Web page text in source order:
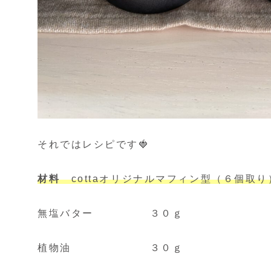
それではレシピです🍓
材料cottaオリジナルマフィン型（６個取り
無塩バター ３０ｇ
植物油 ３０ｇ